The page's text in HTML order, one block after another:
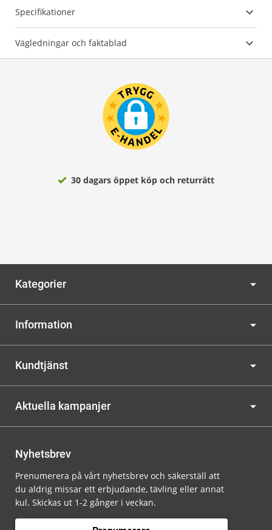
Specifikationer
Vägledningar och faktablad
30 dagars öppet köp och returrätt
Kategorier
Information
Kundtjänst
Aktuella kampanjer
Nyhetsbrev
Prenumerera på vårt nyhetsbrev och säkerställ att
du aldrig missar ett erbjudande, tävling eller annat
kul. Skickas ut 1-2 gånger i veckan.